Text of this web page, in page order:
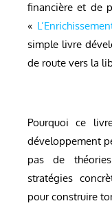
financière et de
«
simple livre
de route vers la
Pourquoi ce
développement
pas de
stratégies
pour construire